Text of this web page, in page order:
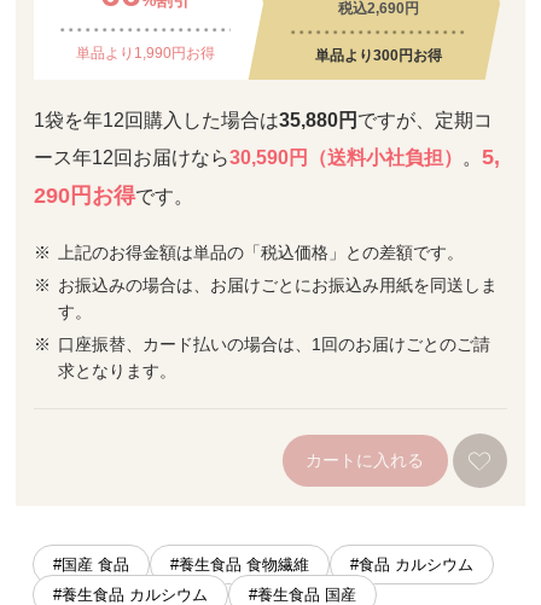
単品より1,990円お得
税込2,690円
単品より300円お得
1袋を年12回購入した場合は35,880円 ですが、定期コ
ース年12回お届けなら30,590円（送料小社負担） 。5,
290円お得です。
上記のお得金額は単品の「税込価格」との差額です。
お振込みの場合は、お届けごとにお振込み用紙を同送しま
す。
口座振替、カード払いの場合は、1回のお届けごとのご請
求となります。
カートに入れる
#国産 食品 #養生食品 食物繊維
#食品 カルシウム
#養生食品 カルシウム
#養生食品 国産